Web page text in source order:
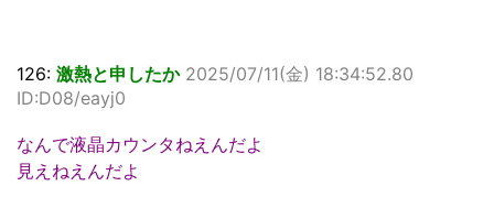
126: 激熱と申したか 2025/07/11(金) 18:34:52.80
ID:D08/eayj0
なんで液晶カウンタねえんだよ
見えねえんだよ